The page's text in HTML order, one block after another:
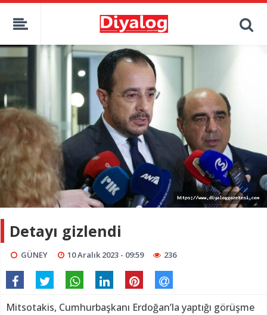
Detayı gizlendi
GÜNEY 10 Aralık 2023 - 09:59 236
Mitsotakis, Cumhurbaşkanı Erdoğan’la yaptığı görüşme